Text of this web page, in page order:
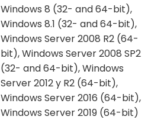
Windows 8 (32- and 64-bit),
Windows 8.1 (32- and 64-bit),
Windows Server 2008 R2 (64-
bit), Windows Server 2008 SP2
(32- and 64-bit), Windows
Server 2012 y R2 (64-bit),
Windows Server 2016 (64-bit),
Windows Server 2019 (64-bit)